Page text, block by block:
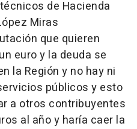
de Hacienda
Miras
que quieren
euro y la deuda se
la Región y no hay ni
públicos y esto
a otros contribuyentes
al año y haría caer la